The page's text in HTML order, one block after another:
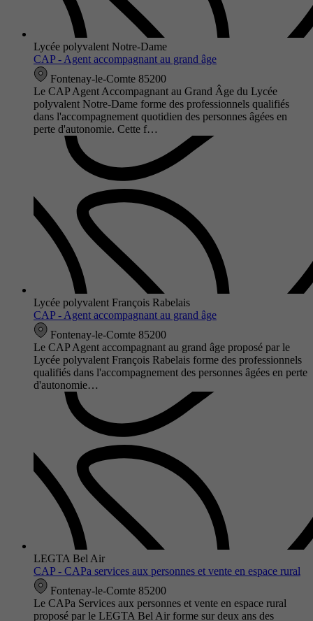
Lycée polyvalent Notre-Dame
CAP - Agent accompagnant au grand âge
Fontenay-le-Comte 85200
Le CAP Agent Accompagnant au Grand Âge du Lycée
polyvalent Notre-Dame forme des professionnels qualifiés
dans l'accompagnement quotidien des personnes âgées en
perte d'autonomie. Cette f…
Lycée polyvalent François Rabelais
CAP - Agent accompagnant au grand âge
Fontenay-le-Comte 85200
Le CAP Agent accompagnant au grand âge proposé par le
Lycée polyvalent François Rabelais forme des professionnels
qualifiés dans l'accompagnement des personnes âgées en perte
d'autonomie…
LEGTA Bel Air
CAP - CAPa services aux personnes et vente en espace rural
Fontenay-le-Comte 85200
Le CAPa Services aux personnes et vente en espace rural
proposé par le LEGTA Bel Air forme sur deux ans des